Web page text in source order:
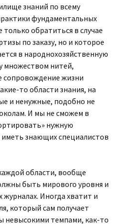
знаний по всему
фундаментальных
обратиться в случае
по заказу, но и которое
в народнохозяйственную
множеством нитей,
сопровождение жизни
то области знания, на
и ненужные, подобно не
И мы не сможем в
нужную
иметь знающих специалистов
области, вообще
быть мирового уровня и
журналах. Иногда хватит и
который сам получает
невысокими темпами, как-то